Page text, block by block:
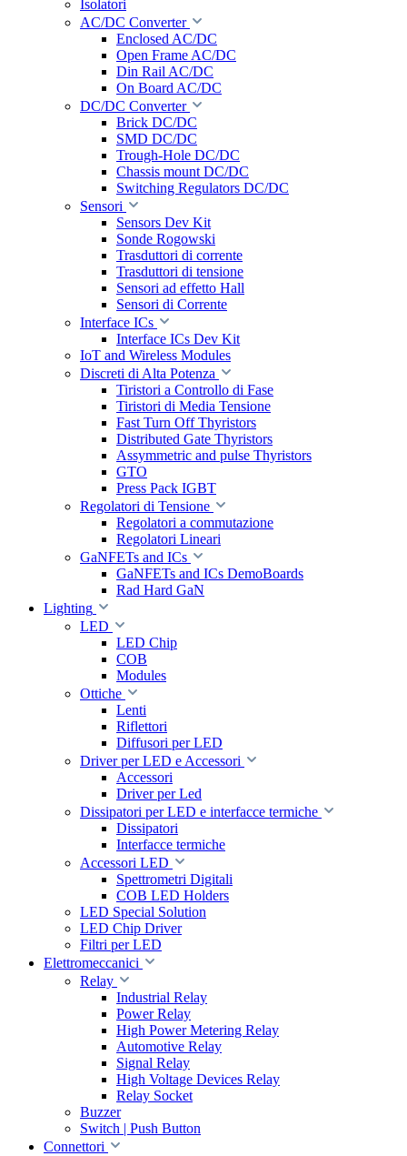
Isolatori
AC/DC Converter
Enclosed AC/DC
Open Frame AC/DC
Din Rail AC/DC
On Board AC/DC
DC/DC Converter
Brick DC/DC
SMD DC/DC
Trough-Hole DC/DC
Chassis mount DC/DC
Switching Regulators DC/DC
Sensori
Sensors Dev Kit
Sonde Rogowski
Trasduttori di corrente
Trasduttori di tensione
Sensori ad effetto Hall
Sensori di Corrente
Interface ICs
Interface ICs Dev Kit
IoT and Wireless Modules
Discreti di Alta Potenza
Tiristori a Controllo di Fase
Tiristori di Media Tensione
Fast Turn Off Thyristors
Distributed Gate Thyristors
Assymmetric and pulse Thyristors
GTO
Press Pack IGBT
Regolatori di Tensione
Regolatori a commutazione
Regolatori Lineari
GaNFETs and ICs
GaNFETs and ICs DemoBoards
Rad Hard GaN
Lighting
LED
LED Chip
COB
Modules
Ottiche
Lenti
Riflettori
Diffusori per LED
Driver per LED e Accessori
Accessori
Driver per Led
Dissipatori per LED e interfacce termiche
Dissipatori
Interfacce termiche
Accessori LED
Spettrometri Digitali
COB LED Holders
LED Special Solution
LED Chip Driver
Filtri per LED
Elettromeccanici
Relay
Industrial Relay
Power Relay
High Power Metering Relay
Automotive Relay
Signal Relay
High Voltage Devices Relay
Relay Socket
Buzzer
Switch | Push Button
Connettori